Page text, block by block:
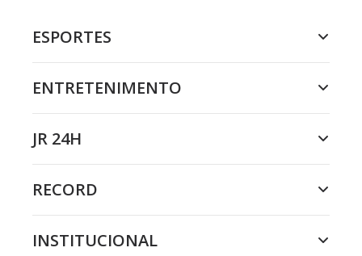
ESPORTES
ENTRETENIMENTO
JR 24H
RECORD
INSTITUCIONAL